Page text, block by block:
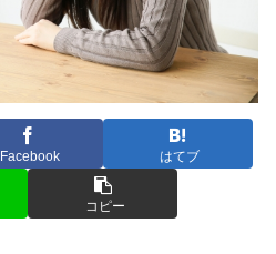
Facebook はてブ
コピー